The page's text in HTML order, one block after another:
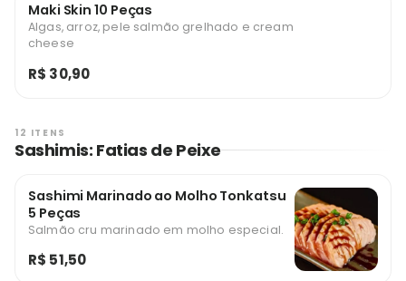
Maki Skin 10 Peças
Algas, arroz, pele salmão grelhado e cream
cheese
R$ 30,90
12 ITENS
Sashimis: Fatias de Peixe
Sashimi Marinado ao Molho Tonkatsu
5 Peças
Salmão cru marinado em molho especial.
R$ 51,50